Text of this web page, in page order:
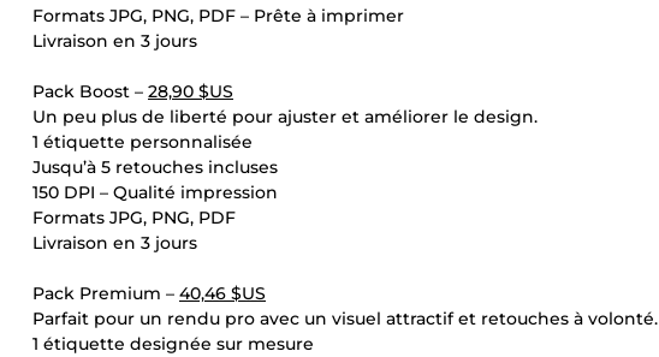
Formats JPG, PNG, PDF – Prête à imprimer
Livraison en 3 jours
Pack Boost – 28,90 $US
Un peu plus de liberté pour ajuster et améliorer le design.
1 étiquette personnalisée
Jusqu’à 5 retouches incluses
150 DPI – Qualité impression
Formats JPG, PNG, PDF
Livraison en 3 jours
Pack Premium – 40,46 $US
Parfait pour un rendu pro avec un visuel attractif et retouches à volonté.
1 étiquette designée sur mesure